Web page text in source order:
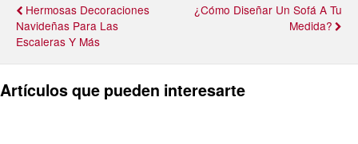
Hermosas Decoraciones
Navideñas Para Las
Escaleras Y Más
¿Cómo Diseñar Un Sofá A Tu
Medida?
Artículos que pueden interesarte